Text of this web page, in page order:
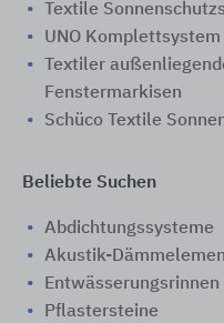
Textile
UNO Komplettsystem
Textiler
Fenstermarkisen
Schüco Textile
Beliebte Suchen
Abdichtungssysteme
Akustik-
Entwässerungsrinnen
Pflastersteine